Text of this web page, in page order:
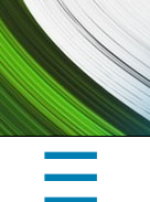
☰
×